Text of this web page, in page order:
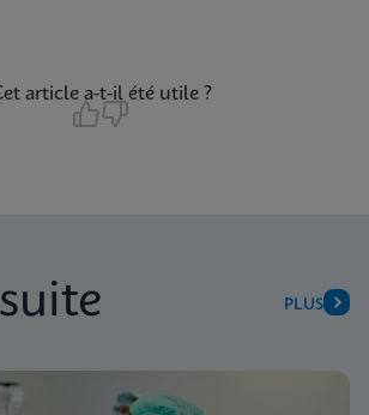
article a-t-il été utile ?
PLUS